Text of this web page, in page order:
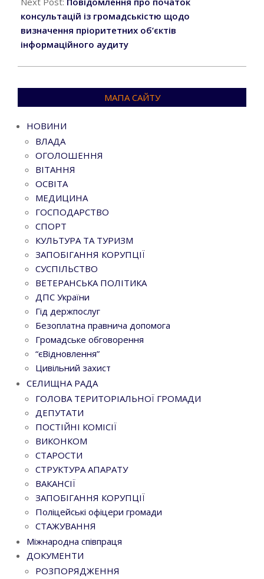
консультацій із громадськістю щодо
визначення пріоритетних об’єктів
інформаційного аудиту
МАПА САЙТУ
НОВИНИ
ВЛАДА
ОГОЛОШЕННЯ
ВІТАННЯ
ОСВІТА
МЕДИЦИНА
ГОСПОДАРСТВО
СПОРТ
КУЛЬТУРА ТА ТУРИЗМ
ЗАПОБІГАННЯ КОРУПЦІЇ
СУСПІЛЬСТВО
ВЕТЕРАНСЬКА ПОЛІТИКА
ДПС України
Гід держпослуг
Безоплатна правнича допомога
Громадське обговорення
“єВідновлення”
Цивільний захист
СЕЛИЩНА РАДА
ГОЛОВА ТЕРИТОРІАЛЬНОЇ ГРОМАДИ
ДЕПУТАТИ
ПОСТІЙНІ КОМІСІЇ
ВИКОНКОМ
СТАРОСТИ
СТРУКТУРА АПАРАТУ
ВАКАНСІЇ
ЗАПОБІГАННЯ КОРУПЦІЇ
Поліцейські офіцери громади
СТАЖУВАННЯ
Міжнародна співпраця
ДОКУМЕНТИ
РОЗПОРЯДЖЕННЯ